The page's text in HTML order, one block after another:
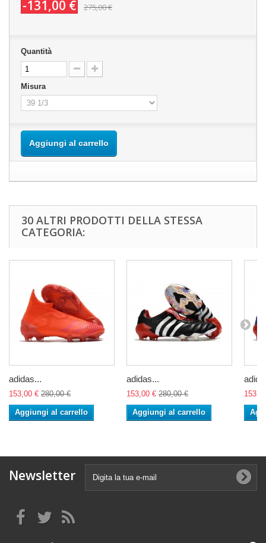
-131,00 € 275,00 €
Quantità
Misura
Aggiungi al carrello
30 ALTRI PRODOTTI DELLA STESSA
CATEGORIA:
adidas...
153,00 € 280,00 €
Aggiungi al carrello
adidas...
153,00 € 280,00 €
Aggiungi al carrello
Newsletter